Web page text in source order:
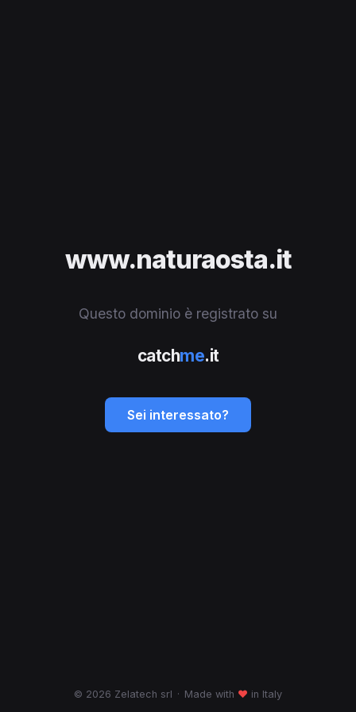
www.naturaosta.it
Questo dominio è registrato su
catchme.it
Sei interessato?
© 2026 Zelatech srl · Made with ♥ in Italy